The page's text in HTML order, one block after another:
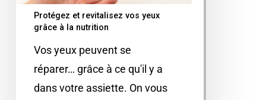
Protégez et revitalisez vos yeux
grâce à la nutrition
Vos yeux peuvent se
réparer… grâce à ce qu'il y a
dans votre assiette. On vous